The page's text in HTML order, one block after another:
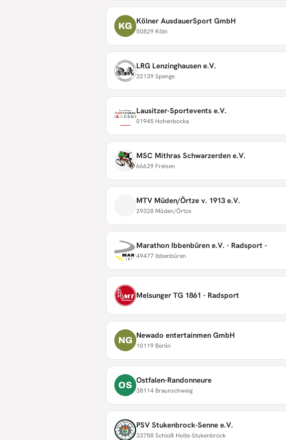
KG Kölner AusdauerSport GmbH
50829 Köln
LRG Lenzinghausen e.V.
32139 Spenge
Lausitzer-Sportevents e.V.
01945 Hohenbocka
MSC Mithras Schwarzerden e.V.
66629 Freisen
MTV Müden/Örtze v. 1913 e.V.
29328 Müden/Örtze
Marathon Ibbenbüren e.V. - Radsport -
49477 Ibbenbüren
Melsunger TG 1861 - Radsport
NG Newado entertainmen GmbH
10119 Berlin
OS Ostfalen-Randonneure
38114 Braunschweig
PSV Stukenbrock-Senne e.V.
33758 Schloß Holte-Stukenbrock